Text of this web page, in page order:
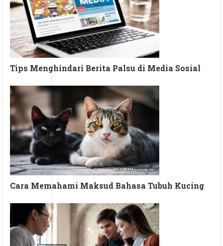
Tips Menghindari Berita Palsu di Media Sosial
Cara Memahami Maksud Bahasa Tubuh Kucing